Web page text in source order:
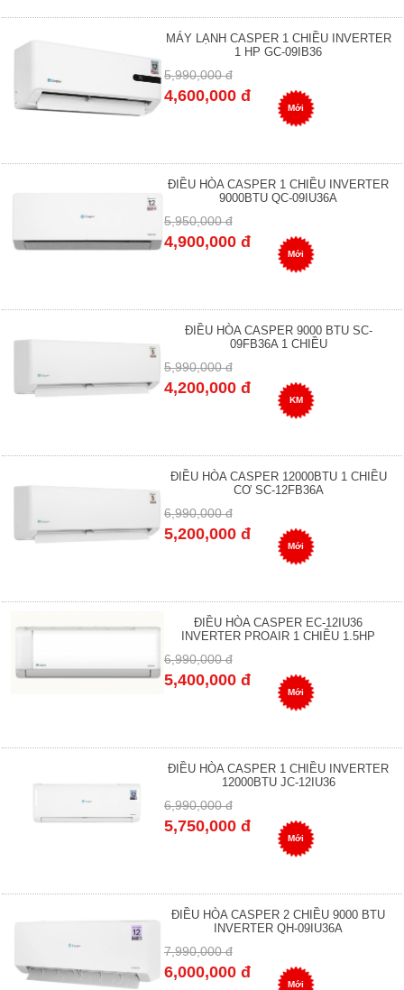
MÁY LẠNH CASPER 1 CHIỀU INVERTER
1 HP GC-09IB36
5,990,000 đ
4,600,000 đ
Mới
ĐIỀU HÒA CASPER 1 CHIỀU INVERTER
9000BTU QC-09IU36A
5,950,000 đ
4,900,000 đ
Mới
ĐIỀU HÒA CASPER 9000 BTU SC-
09FB36A 1 CHIỀU
5,990,000 đ
4,200,000 đ
KM
ĐIỀU HÒA CASPER 12000BTU 1 CHIỀU
CƠ SC-12FB36A
6,990,000 đ
5,200,000 đ
Mới
ĐIỀU HÒA CASPER EC-12IU36
INVERTER PROAIR 1 CHIỀU 1.5HP
6,990,000 đ
5,400,000 đ
Mới
ĐIỀU HÒA CASPER 1 CHIỀU INVERTER
12000BTU JC-12IU36
6,990,000 đ
5,750,000 đ
Mới
ĐIỀU HÒA CASPER 2 CHIỀU 9000 BTU
INVERTER QH-09IU36A
7,990,000 đ
6,000,000 đ
Mới